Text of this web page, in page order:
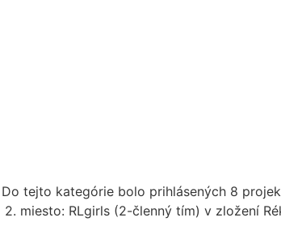
tejto kategórie bolo prihlásených 8
miesto: RLgirls (2-členný tím) v zložení